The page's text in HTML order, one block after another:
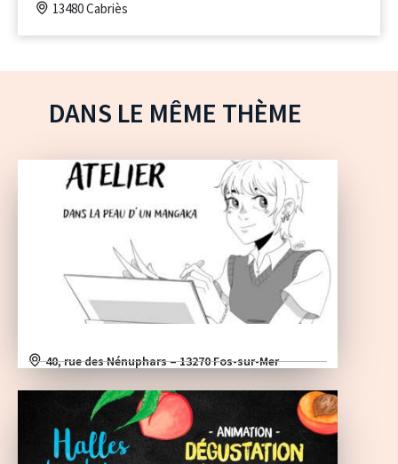
13480 Cabriès
DANS LE MÊME THÈME
40, rue des Nénuphars – 13270 Fos-sur-Mer